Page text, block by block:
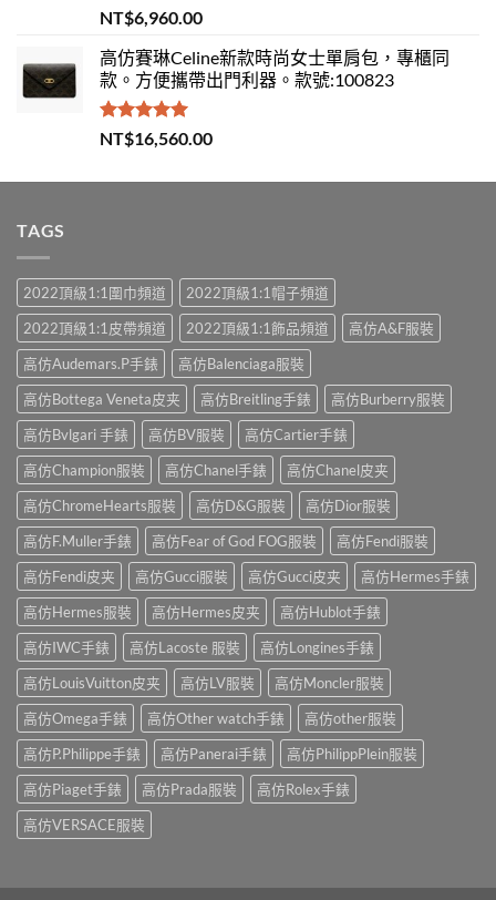
評分 5.00
滿分 5
NT$6,960.00
高仿賽琳Celine新款時尚女士單肩包，專櫃同
款。方便攜帶出門利器。款號:100823
評分5.00
滿分 5
NT$16,560.00
TAGS
2022頂級1:1圍巾頻道
2022頂級1:1帽子頻道
2022頂級1:1皮帶頻道
2022頂級1:1飾品頻道
高仿A&F服裝
高仿Audemars.P手錶
高仿Balenciaga服裝
高仿Bottega Veneta皮夹
高仿Breitling手錶
高仿Burberry服裝
高仿Bvlgari 手錶
高仿BV服裝
高仿Cartier手錶
高仿Champion服裝
高仿Chanel手錶
高仿Chanel皮夹
高仿ChromeHearts服裝
高仿D&G服裝
高仿Dior服裝
高仿F.Muller手錶
高仿Fear of God FOG服裝
高仿Fendi服裝
高仿Fendi皮夹
高仿Gucci服裝 高仿Gucci皮夹
高仿Hermes手錶
高仿Hermes服裝
高仿Hermes皮夹
高仿Hublot手錶
高仿IWC手錶
高仿Lacoste 服裝
高仿Longines手錶
高仿LouisVuitton皮夹
高仿LV服裝
高仿Moncler服裝
高仿Omega手錶
高仿Other watch手錶
高仿other服裝
高仿P.Philippe手錶
高仿Panerai手錶
高仿PhilippPlein服裝
高仿Piaget手錶
高仿Prada服裝
高仿Rolex手錶
高仿VERSACE服裝